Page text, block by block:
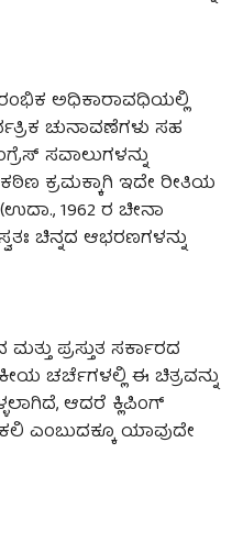
ಅಧಿಕಾರಾವಧಿಯಲ್ಲಿ
ಚುನಾವಣೆಗಳು ಸಹ
ಸವಾಲುಗಳನ್ನು
ಕಠಿಣ ಕ್ರಮಕ್ಕಾಗಿ ಇದೇ ರೀತಿಯ
1962 ರ ಚೀನಾ
ಚಿನ್ನದ ಆಭರಣಗಳನ್ನು
ಪ್ರಸ್ತುತ ಸರ್ಕಾರದ
ಚರ್ಚೆಗಳಲ್ಲಿ ಈ ಚಿತ್ರವನ್ನು
ಆದರೆ ಕ್ಲಿಪಿಂಗ್
ಎಂಬುದಕ್ಕೂ ಯಾವುದೇ